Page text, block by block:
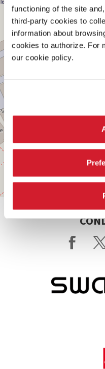
functioning of the site
third-party cookies to
information about
cookies to authorize. For
our cookie policy.